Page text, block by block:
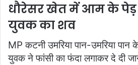
e
m
i
l
धौरेसर खेत में आम के
युवक का शव
MP कटनी उमरिया पान-उमरिया पान
युवक ने फांसी का फंदा लगाकर दे दी